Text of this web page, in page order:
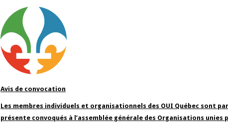
Avis de convocation
Les membres individuels et organisationnels des OUI Québec sont
présente convoqués à l’assemblée générale des Organisations unies